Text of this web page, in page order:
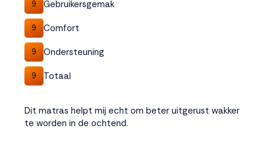
9 Gebruikersgemak
9 Comfort
9 Ondersteuning
9 Totaal
Dit matras helpt mij echt om beter uitgerust wakker
te worden in de ochtend.